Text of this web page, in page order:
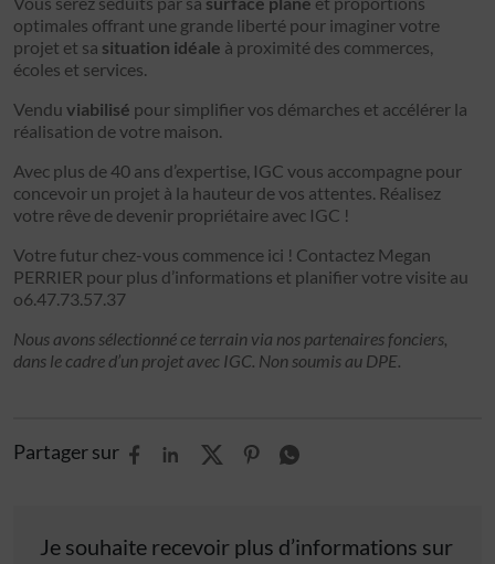
optimales offrant une grande liberté pour imaginer votre
projet et sa situation idéale à proximité des commerces,
écoles et services.
Vendu viabilisé pour simplifier vos démarches et accélérer la
réalisation de votre maison.
Avec plus de 40 ans d’expertise, IGC vous accompagne pour
concevoir un projet à la hauteur de vos attentes. Réalisez
votre rêve de devenir propriétaire avec IGC !
Votre futur chez-vous commence ici ! Contactez Megan
PERRIER pour plus d’informations et planifier votre visite au
o6.47.73.57.37
Nous avons sélectionné ce terrain via nos partenaires fonciers,
dans le cadre d’un projet avec IGC. Non soumis au DPE.
Partager sur
Je souhaite recevoir plus d’informations sur